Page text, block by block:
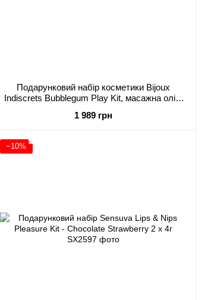
Подарунковий набір косметики Bijoux
Indiscrets Bubblegum Play Kit, масажна олія,
1 989 грн
−10%